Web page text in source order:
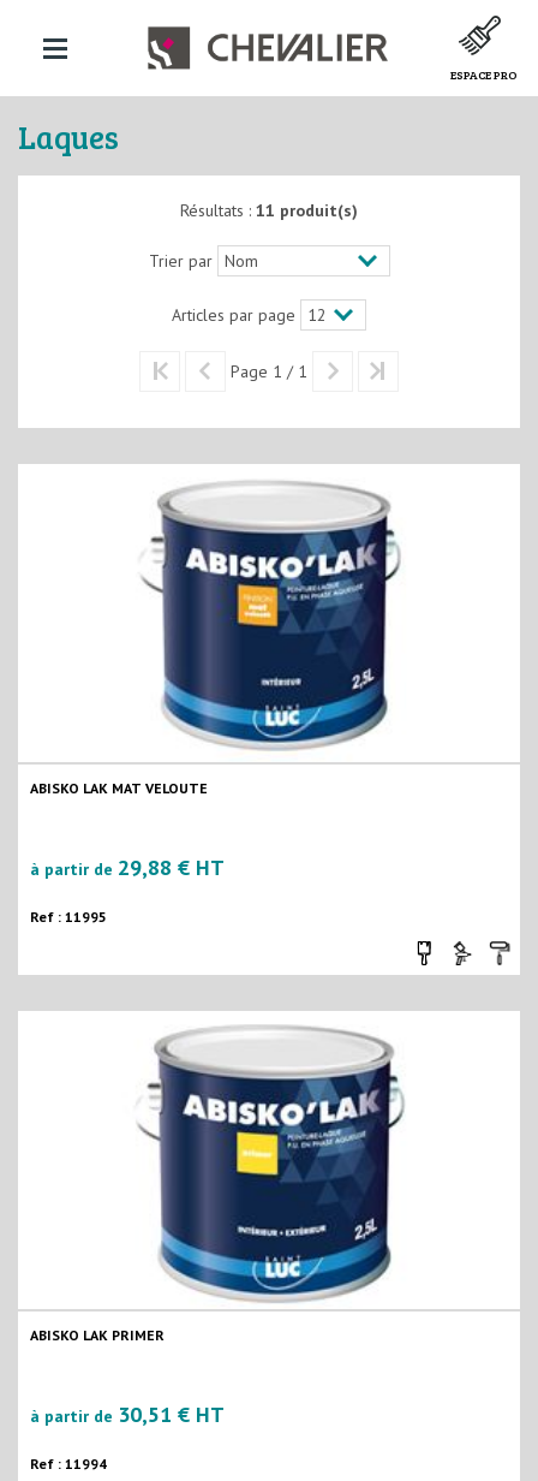
ESPACE PRO
Laques
Résultats : 11 produit(s)
Trier par
Articles par page
Page 1 / 1
ABISKO LAK MAT VELOUTE
à partir de 29,88 € HT
Ref : 11995
ABISKO LAK PRIMER
à partir de 30,51 € HT
Ref : 11994